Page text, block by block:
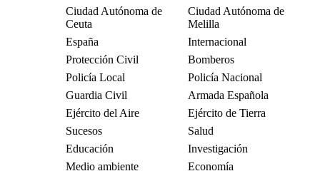
Ciudad Autónoma de
Ceuta
Ciudad Autónoma de
Melilla
España
Internacional
Protección Civil
Bomberos
Policía Local
Policía Nacional
Guardia Civil
Armada Española
Ejército del Aire
Ejército de Tierra
Sucesos
Salud
Educación
Investigación
Medio ambiente
Economía